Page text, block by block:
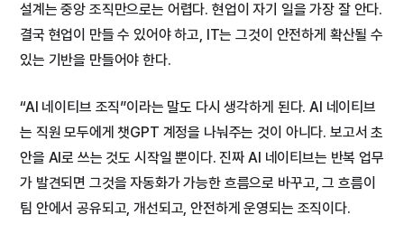
설계는 중앙 조직만으로는 어렵다. 현업이 자기 일을 가장 잘 안다.
결국 현업이 만들 수 있어야 하고, IT는 그것이 안전하게 확산될 수
있는 기반을 만들어야 한다.
“AI 네이티브 조직”이라는 말도 다시 생각하게 된다. AI 네이티브
는 직원 모두에게 챗GPT 계정을 나눠주는 것이 아니다. 보고서 초
안을 AI로 쓰는 것도 시작일 뿐이다. 진짜 AI 네이티브는 반복 업무
가 발견되면 그것을 자동화가 가능한 흐름으로 바꾸고, 그 흐름이
팀 안에서 공유되고, 개선되고, 안전하게 운영되는 조직이다.